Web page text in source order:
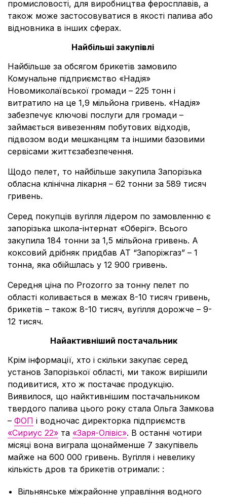
промисловості, для виробництва феросплавів, а
також може застосовуватися в якості палива або
відновника в інших сферах.
Найбільші закупівлі
Найбільше за обсягом брикетів замовило
Комунальне підприємство «Надія»
Новомиколаївської громади – 225 тонн і
витратило на це 1,9 мільйона гривень. «Надія»
забезпечує ключові послуги для громади –
займається вивезенням побутових відходів,
підвозом води мешканцям та іншими базовими
сервісами життєзабезпечення.
Щодо пелет, то найбільше закупила Запорізька
обласна клінічна лікарня – 62 тонни за 589 тисяч
гривень.
Серед покупців вугілля лідером по замовленню є
запорізька школа-інтернат «Оберіг». Всього
закупила 184 тонни за 1,5 мільйона гривень. А
коксовий дрібняк придбав АТ “Запоріжгаз” – 1
тонна, яка обійшлась у 12 900 гривень.
Середня ціна по Prozorro за тонну пелет по
області коливається в межах 8-10 тисяч гривень,
брикетів – також 8-10 тисяч, вугілля дорожче – 9-
12 тисяч.
Найактивніший постачальник
Крім інформації, хто і скільки закупає серед
установ Запорізької області, ми також вирішили
подивитися, хто ж постачає продукцію.
Виявилося, що найктивнішим постачальником
твердого палива цього року стала Ольга Замкова
– ФОП і водночас директорка підприємств
«Сириус 22» та «Заря-Олівіс». В останні чотири
місяці вона виграла щонайменше 7 закупівель
майже на 600 000 гривень. Вугілля і невелику
кількість дров та брикетів отримали: :
Вільнянське міжрайонне управління водного